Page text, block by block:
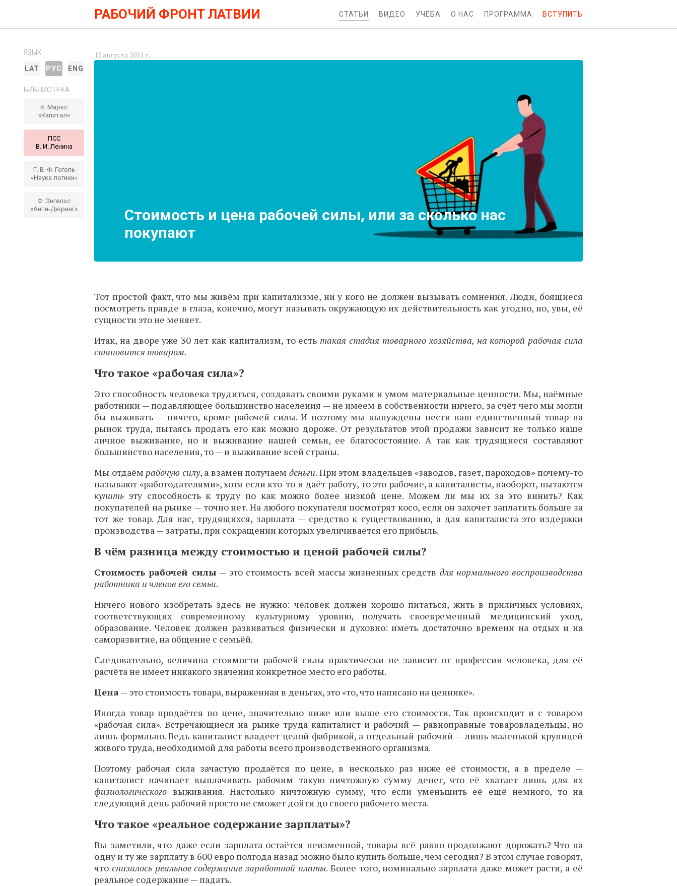
РАБОЧИЙ ФРОНТ ЛАТВИИ СТАТЬИ ВИДЕО УЧЁБА О НАС ПРОГРАММА ВСТУПИТЬ
ЯЗЫК
LAT
РУС ENG
БИБЛИОТЕКА
К. Маркс
«Капитал»
ПСС
В. И. Ленина
Г. В. Ф. Гегель
«Наука логики»
Ф. Энгельс
«Анти-Дюринг»
12 августа 2021 г.
Стоимость и цена рабочей силы, или за сколько нас
покупают
Тот простой факт, что мы живём при капитализме, ни у кого не должен вызывать сомнения. Люди, боящиеся
посмотреть правде в глаза, конечно, могут называть окружающую их действительность как угодно, но, увы, её
сущности это не меняет.
Итак, на дворе уже 30 лет как капитализм, то естьтакая стадия товарного хозяйства, на которой рабочая сила
становится товаром.
Что такое «рабочая сила»?
Это способность человека трудиться, создавать своими руками и умом материальные ценности. Мы, наёмные
работники — подавляющее большинство населения — не имеем в собственности ничего, за счёт чего мы могли
бы выживать — ничего, кроме рабочей силы. И поэтому мы вынуждены нести наш единственный товар на
рынок труда, пытаясь продать его как можно дороже. От результатов этой продажи зависит не только наше
личное выживание, но и выживание нашей семьи, ее благосостояние. А так как трудящиеся составляют
большинство населения, то — и выживание всей страны.
Мы отдаём рабочую силу, а взамен получаемденьги. При этом владельцев «заводов, газет, пароходов» почему-то
называют «работодателями», хотя если кто-то и даёт работу, то это рабочие, а капиталисты, наоборот, пытаются
купить эту способность к труду по как можно более низкой цене. Можем ли мы их за это винить? Как
покупателей на рынке — точно нет. На любого покупателя посмотрят косо, если он захочет заплатить больше за
тот же товар. Для нас, трудящихся, зарплата — средство к существованию, а для капиталиста это издержки
производства — затраты, при сокращении которых увеличивается его прибыль.
В чём разница между стоимостью и ценой рабочей силы?
Стоимость рабочей силы — это стоимость всей массы жизненных средств для нормального воспроизводства
работника и членов его семьи.
Ничего нового изобретать здесь не нужно: человек должен хорошо питаться, жить в приличных условиях,
соответствующих современному культурному уровню, получать своевременный медицинский уход,
образование. Человек должен развиваться физически и духовно: иметь достаточно времени на отдых и на
саморазвитие, на общение с семьёй.
Следовательно, величина стоимости рабочей силы практически не зависит от профессии человека, для её
расчёта не имеет никакого значения конкретное место его работы.
Цена — это стоимость товара, выраженная в деньгах, это «то, что написано на ценнике».
Иногда товар продаётся по цене, значительно ниже или выше его стоимости. Так происходит и с товаром
«рабочая сила». Встречающиеся на рынке труда капиталист и рабочий — равноправные товаровладельцы, но
лишь формльно. Ведь капиталист владеет целой фабрикой, а отдельный рабочий — лишь маленькой крупицей
живого труда, необходимой для работы всего производственного организма.
Поэтому рабочая сила зачастую продаётся по цене, в несколько раз ниже её стоимости, а в пределе —
капиталист начинает выплачивать рабочим такую ничтожную сумму денег, что её хватает лишь для их
физиологического выживания. Настолько ничтожную сумму, что если уменьшить её ещё немного, то на
следующий день рабочий просто не сможет дойти до своего рабочего места.
Что такое «реальное содержание зарплаты»?
Вы заметили, что даже если зарплата остаётся неизменной, товары всё равно продолжают дорожать? Что на
одну и ту же зарплату в 600 евро полгода назад можно было купить больше, чем сегодня? В этом случае говорят,
что снизилось реальное содержание заработной платы. Более того, номинально зарплата даже может расти, а её
реальное содержание — падать.